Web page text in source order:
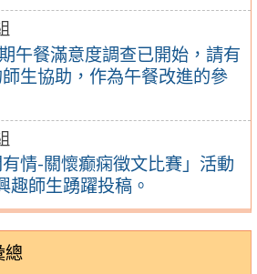
午餐滿意度調查已開始，請有
生協助，作為午餐改進的參
情-關懷癫痫徵文比賽」活動
趣師生踴躍投稿。
總